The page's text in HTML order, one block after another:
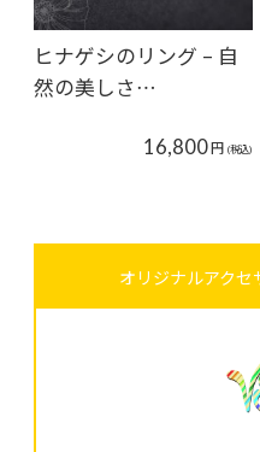
ヒナゲシのリング – 自
然の美しさ…
16,800円 (税込)
オリジナルアク